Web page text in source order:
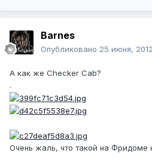
Barnes
Опубликовано 25 июня, 2012
А как же Checker Cab?
.
Очень жаль, что такой на Фридоме